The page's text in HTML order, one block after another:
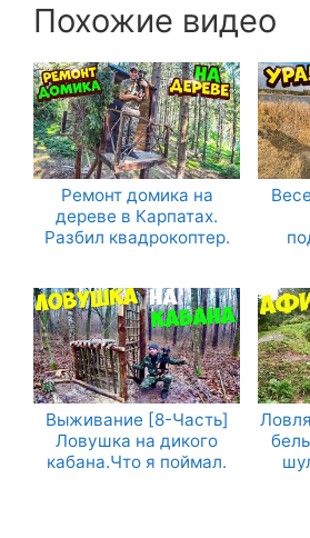
Похожие видео
Ремонт домика на
дереве в Карпатах.
Разбил квадрокоптер.
Выживание [8-Часть]
Ловушка на дикого
кабана.Что я поймал.